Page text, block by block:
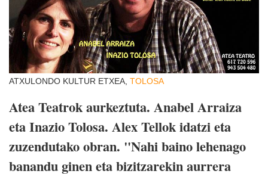
ATXULONDO KULTUR ETXEA, TOLOSA
Atea Teatrok aurkeztuta. Anabel Arraiza
eta Inazio Tolosa. Alex Tellok idatzi eta
zuzendutako obran. "Nahi baino lehenago
banandu ginen eta bizitzarekin aurrera